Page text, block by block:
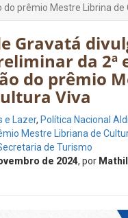
prêmio Mestre Librina de
Gravatá
da 2ª
do prêmio
Viva
e Lazer, Política Nacional
Mestre Libriana de
de Turismo
de 2024, por